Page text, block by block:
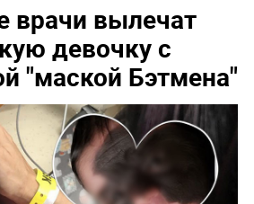
врачи вылечат
девочку с
"маской Бэтмена"